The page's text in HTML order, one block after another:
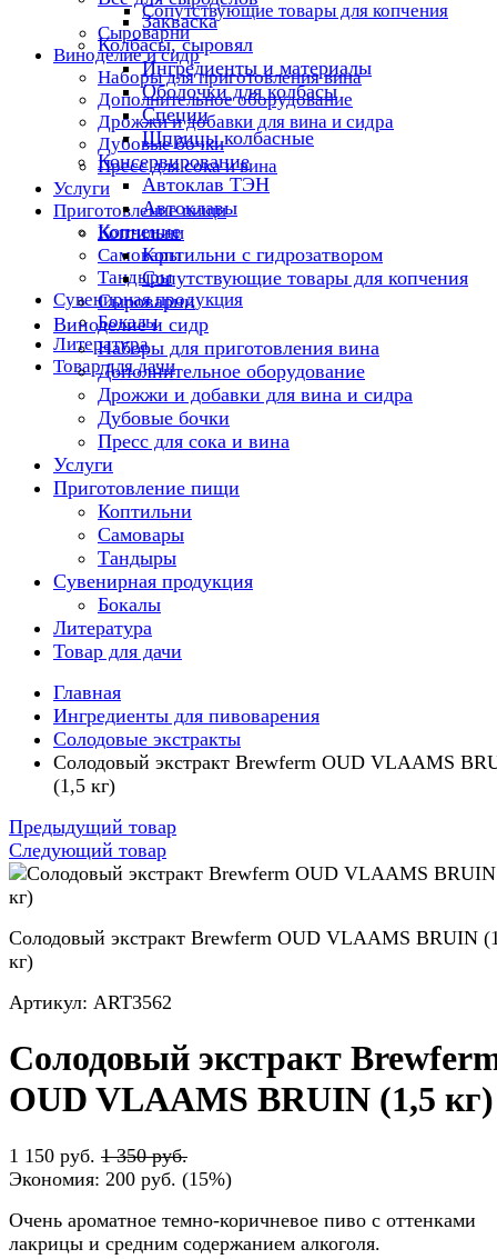
Сопутствующие товары для копчения
Сыроварни
Виноделие и сидр
Наборы для приготовления вина
Дополнительное оборудование
Дрожжи и добавки для вина и сидра
Дубовые бочки
Пресс для сока и вина
Услуги
Приготовление пищи
Коптильни
Самовары
Тандыры
Сувенирная продукция
Бокалы
Литература
Товар для дачи
Закваска
Колбасы, сыровял
Ингредиенты и материалы
Оболочки для колбасы
Специи
Шприцы колбасные
Консервирование
Автоклав ТЭН
Автоклавы
Копчение
Коптильни с гидрозатвором
Сопутствующие товары для копчения
Сыроварни
Виноделие и сидр
Наборы для приготовления вина
Дополнительное оборудование
Дрожжи и добавки для вина и сидра
Дубовые бочки
Пресс для сока и вина
Услуги
Приготовление пищи
Коптильни
Самовары
Тандыры
Сувенирная продукция
Бокалы
Литература
Товар для дачи
Главная
Ингредиенты для пивоварения
Солодовые экстракты
Солодовый экстракт Brewferm OUD VLAAMS
(1,5 кг)
Предыдущий товар
Следующий товар
Солодовый экстракт Brewferm OUD VLAAMS BRUIN
кг)
Артикул: ART3562
Солодовый экстракт
OUD VLAAMS BRUIN (1,5 кг)
1 150 руб. 1 350 руб.
Экономия: 200 руб. (15%)
Очень ароматное темно-коричневое пиво с оттенками
лакрицы и средним содержанием алкоголя.